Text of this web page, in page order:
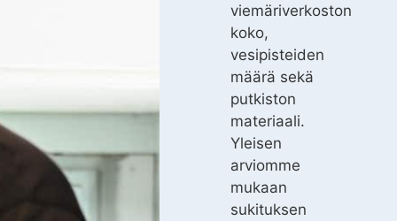
viemäriverkoston
koko,
vesipisteiden
määrä sekä
putkiston
materiaali.
Yleisen
arviomme
mukaan
sukituksen